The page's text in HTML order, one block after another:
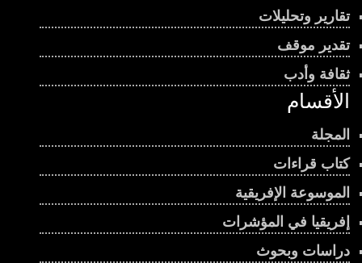
تقارير وتحليلات
تقدير موقف
ثقافة وأدب
الأقسام
المجلة
كتاب قراءات
الموسوعة الإفريقية
إفريقيا في المؤشرات
دراسات وبحوث